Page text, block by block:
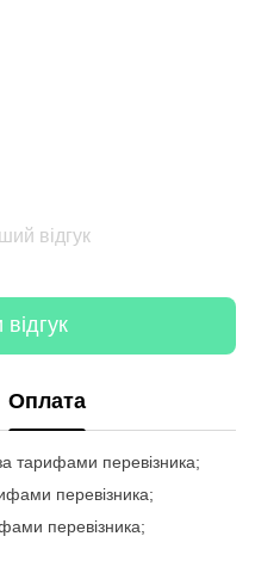
відгук
Оплата
тарифами перевізника;
перевізника;
перевізника;